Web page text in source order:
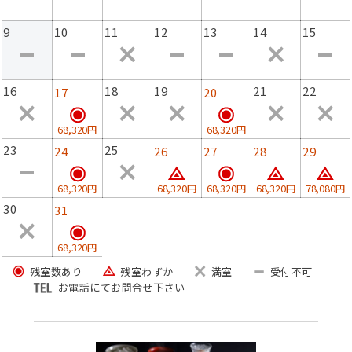
9 10 11 12 13 14 15
16 17
68,320円
18 19 20
68,320円
21 22
23 24
68,320円
25 26
68,320円
27
68,320円
28
68,320円
29
78,080円
30 31
68,320円
残室数あり
残室わずか 満室
受付不可
お電話にてお問合せ下さい